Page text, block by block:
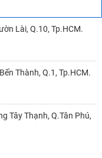
Lài, Q.10, Tp.HCM.
Thành, Q.1, Tp.HCM.
Tây Thạnh, Q.Tân Phú,